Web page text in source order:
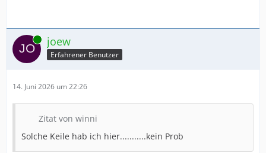
Online joew
Erfahrener Benutzer
14. Juni 2026 um 22:26
Zitat von winni
Solche Keile hab ich hier...........kein Prob